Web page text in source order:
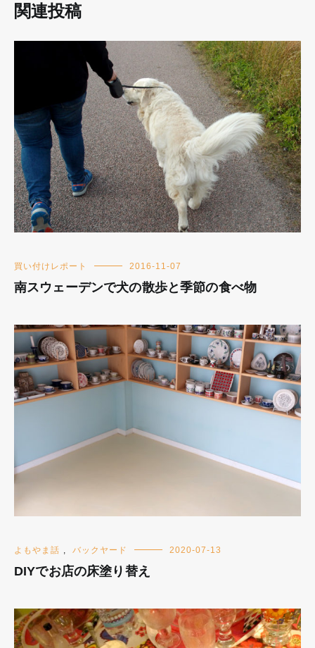
関連投稿
買い付けレポート 2016-11-07
南スウェーデンで犬の散歩と季節の食べ物
よもやま話 バックヤード 2020-07-13
DIYでお店の床塗り替え